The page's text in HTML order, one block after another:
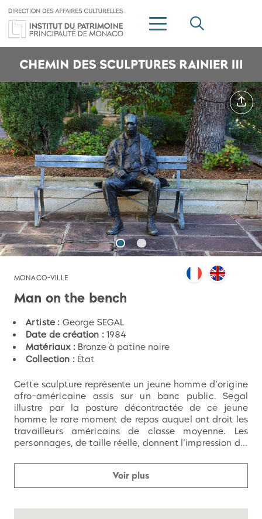
MONACO-VILLE
Man on the bench
Artiste : George SEGAL
Date de création : 1984
Matériaux : Bronze à patine noire
Collection : État
Cette sculpture représente un jeune homme d’origine
afro-américaine assis sur un banc public. Segal
illustre par la posture décontractée de ce jeune
homme le rare moment de repos auquel ont droit les
travailleurs américains de classe moyenne. Les
personnages, de taille réelle, donnent l’impression d...
Voir plus